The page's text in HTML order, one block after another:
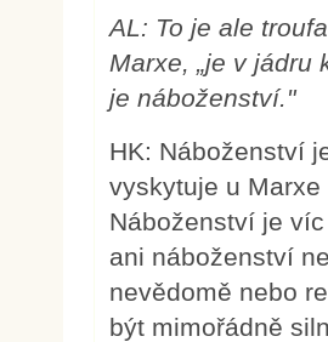
AL: To je ale
Marxe, „je v
je náboženství."
HK: Náboženství
vyskytuje u Marxe
Náboženství je
ani náboženství
nevědomě nebo
být mimořádně